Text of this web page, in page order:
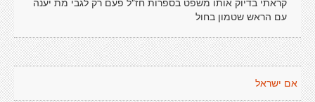
עם הראש שטמון בחול
אם ישראל